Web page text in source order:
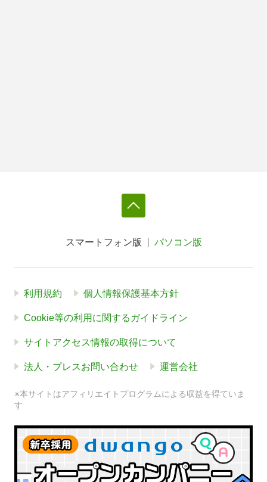
スマートフォン版 パソコン版
利用規約 個人情報保護基本方針
Cookie等の利用に関するガイドライン
サイトアクセス情報の取得について
法人・プレスお問い合わせ 運営会社
※本サイトはアフィリエイトプログラムによる収益を得ていま
す